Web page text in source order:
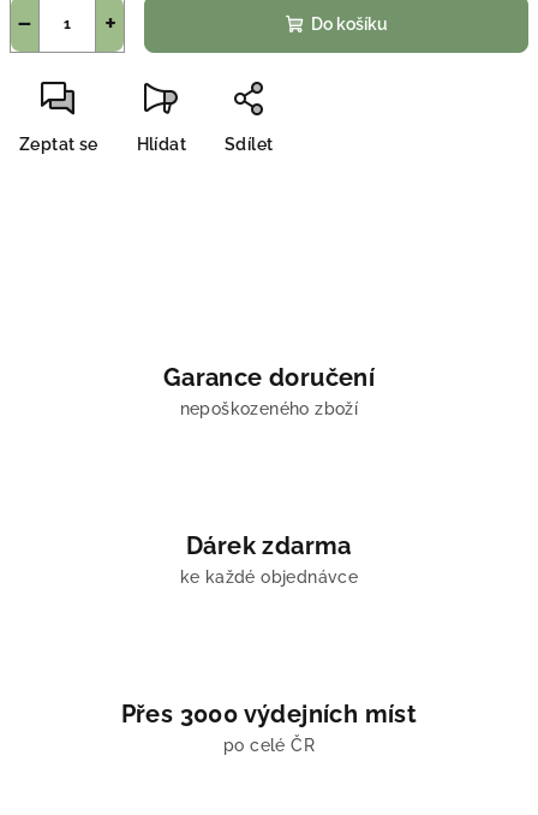
+
− Do košíku
Zeptat se Hlídat Sdílet
Garance doručení
nepoškozeného zboží
Dárek zdarma
ke každé objednávce
Přes 3000 výdejních míst
po celé ČR